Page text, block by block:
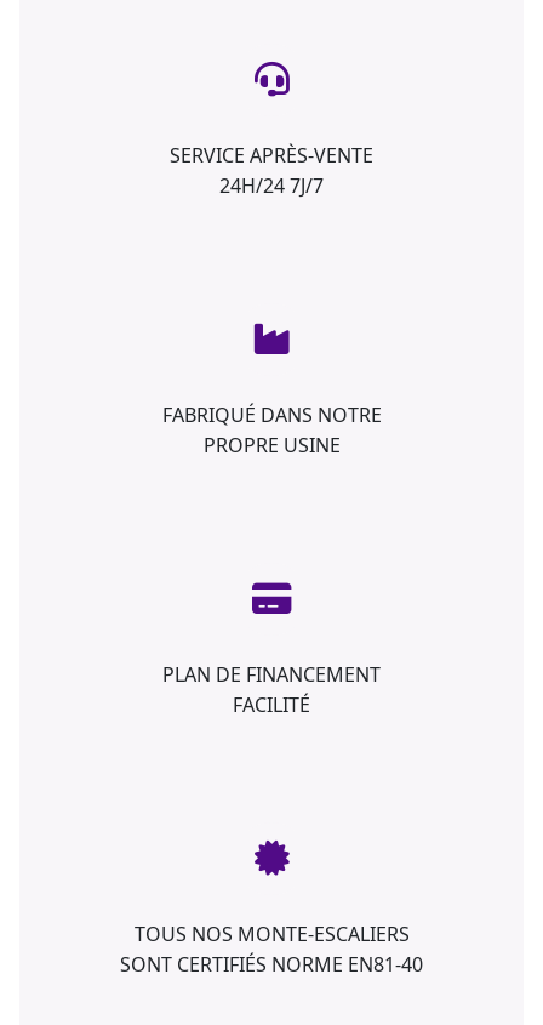
SERVICE APRÈS-VENTE
24H/24 7J/7
FABRIQUÉ DANS NOTRE
PROPRE USINE
PLAN DE FINANCEMENT
FACILITÉ
TOUS NOS MONTE-ESCALIERS
SONT CERTIFIÉS NORME EN81-40